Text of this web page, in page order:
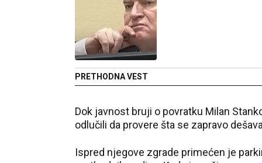
PRETHODNA VEST
Dok javnost bruji o povratku Milan
odlučili da provere šta se zapravo
Ispred njegove zgrade primećen je